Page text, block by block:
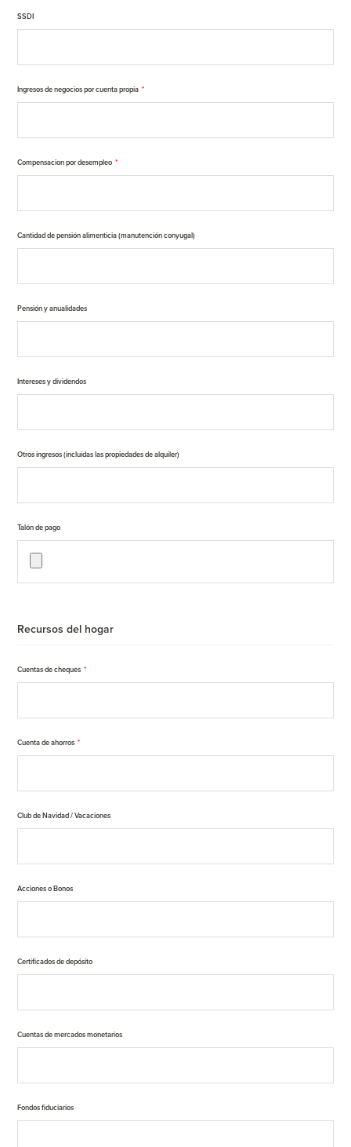
SSDI
Ingresos de negocios por cuenta propia *
Compensacion por desempleo *
Cantidad de pensión alimenticia (manutención conyugal)
Pensión y anualidades
Intereses y dividendos
Otros ingresos (incluidas las propiedades de alquiler)
Talón de pago
Recursos del hogar
Cuentas de cheques *
Cuenta de ahorros *
Club de Navidad / Vacaciones
Acciones o Bonos
Certificados de depósito
Cuentas de mercados monetarios
Fondos fiduciarios